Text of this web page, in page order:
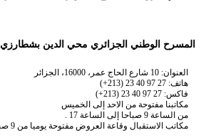
المسرح الوطني الجزائري محي الدين بشطارزي
العنوان: 10 شارع الحاج عمر، 16000، الجزائر
هاتف: 27 97 40 23 (213+)
فاكس: 27 97 40 23 (213+)
مكاتبنا مفتوحة من الاحد إلى الخميس
من الساعة 9 صباحا إلى الساعة 17 .
مكاتب الاستقبال وقاعة العروض مفتوحة يوميا من 9 صباحا إلى غاية نهاية العروض.